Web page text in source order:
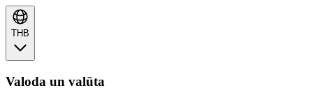
THB
Valoda un valūta